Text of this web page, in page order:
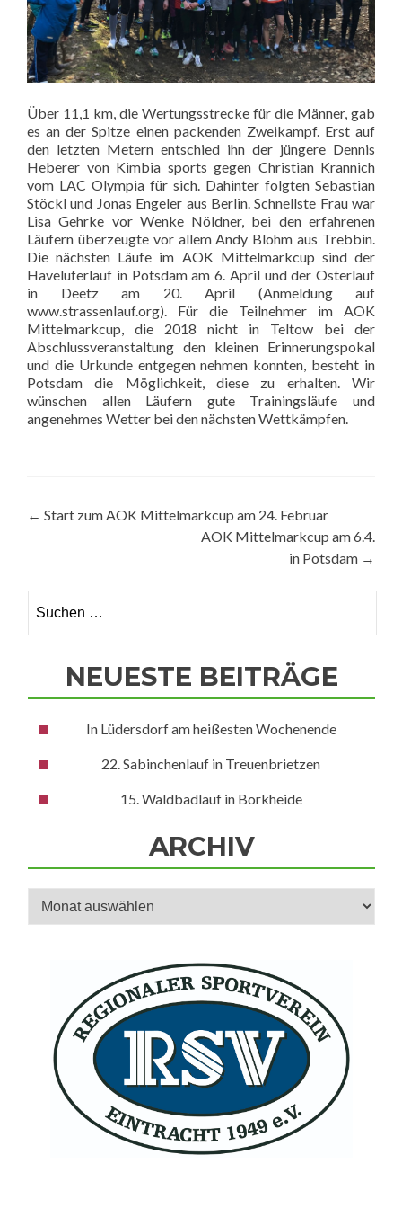
Über 11,1 km, die Wertungsstrecke für die Männer, gab
es an der Spitze einen packenden Zweikampf. Erst auf
den letzten Metern entschied ihn der jüngere Dennis
Heberer von Kimbia sports gegen Christian Krannich
vom LAC Olympia für sich. Dahinter folgten Sebastian
Stöckl und Jonas Engeler aus Berlin. Schnellste Frau war
Lisa Gehrke vor Wenke Nöldner, bei den erfahrenen
Läufern überzeugte vor allem Andy Blohm aus Trebbin.
Die nächsten Läufe im AOK Mittelmarkcup sind der
Haveluferlauf in Potsdam am 6. April und der Osterlauf
in Deetz am 20. April (Anmeldung auf
www.strassenlauf.org). Für die Teilnehmer im AOK
Mittelmarkcup, die 2018 nicht in Teltow bei der
Abschlussveranstaltung den kleinen Erinnerungspokal
und die Urkunde entgegen nehmen konnten, besteht in
Potsdam die Möglichkeit, diese zu erhalten. Wir
wünschen allen Läufern gute Trainingsläufe und
angenehmes Wetter bei den nächsten Wettkämpfen.
Beitragsnavigation
← Start zum AOK Mittelmarkcup am 24. Februar
AOK Mittelmarkcup am 6.4.
in Potsdam →
nach:
NEUESTE BEITRÄGE
In Lüdersdorf am heißesten Wochenende
22. Sabinchenlauf in Treuenbrietzen
15. Waldbadlauf in Borkheide
ARCHIV
Archiv